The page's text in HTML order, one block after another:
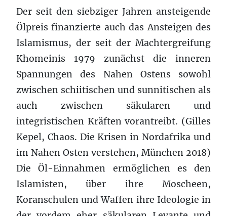
Der seit den siebziger Jahren ansteigende
Ölpreis finanzierte auch das Ansteigen des
Islamismus, der seit der Machtergreifung
Khomeinis 1979 zunächst die inneren
Spannungen des Nahen Ostens sowohl
zwischen schiitischen und sunnitischen als
auch zwischen säkularen und
integristischen Kräften vorantreibt. (Gilles
Kepel, Chaos. Die Krisen in Nordafrika und
im Nahen Osten verstehen, München 2018)
Die Öl-Einnahmen ermöglichen es den
Islamisten, über ihre Moscheen,
Koranschulen und Waffen ihre Ideologie in